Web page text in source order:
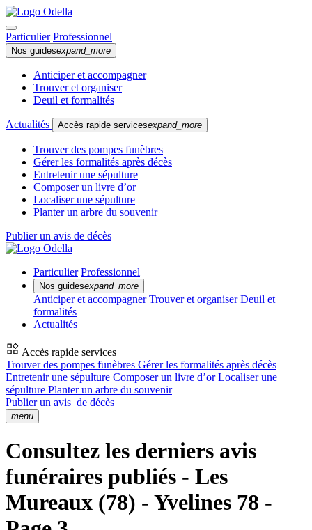
Particulier Professionnel
Nos guidesexpand_more
Anticiper et accompagner
Trouver et organiser
Deuil et formalités
Actualités Accès rapide servicesexpand_more
Trouver des pompes funèbres
Gérer les formalités après décès
Entretenir une sépulture
Composer un livre d’or
Localiser une sépulture
Planter un arbre du souvenir
Publier un avis de décès
Particulier Professionnel
Nos guidesexpand_more
Anticiper et accompagner Trouver et organiser Deuil et
formalités
Actualités
Accès rapide services
Trouver des pompes funèbres Gérer les formalités après décès
Entretenir une sépulture Composer un livre d’orLocaliser une
sépulture Planter un arbre du souvenir
Publier un avis de décès
menu
Consultez les derniers avis
funéraires publiés - Les
Mureaux (78) - Yvelines 78 -